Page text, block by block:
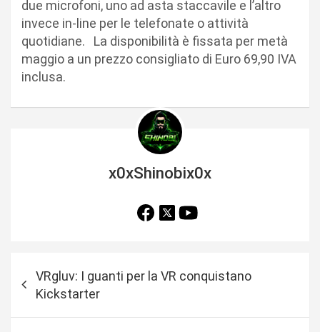
due microfoni, uno ad asta staccavile e l’altro
invece in-line per le telefonate o attività
quotidiane. La disponibilità è fissata per metà
maggio a un prezzo consigliato di Euro 69,90 IVA
inclusa.
x0xShinobix0x
VRgluv: I guanti per la VR conquistano
Kickstarter